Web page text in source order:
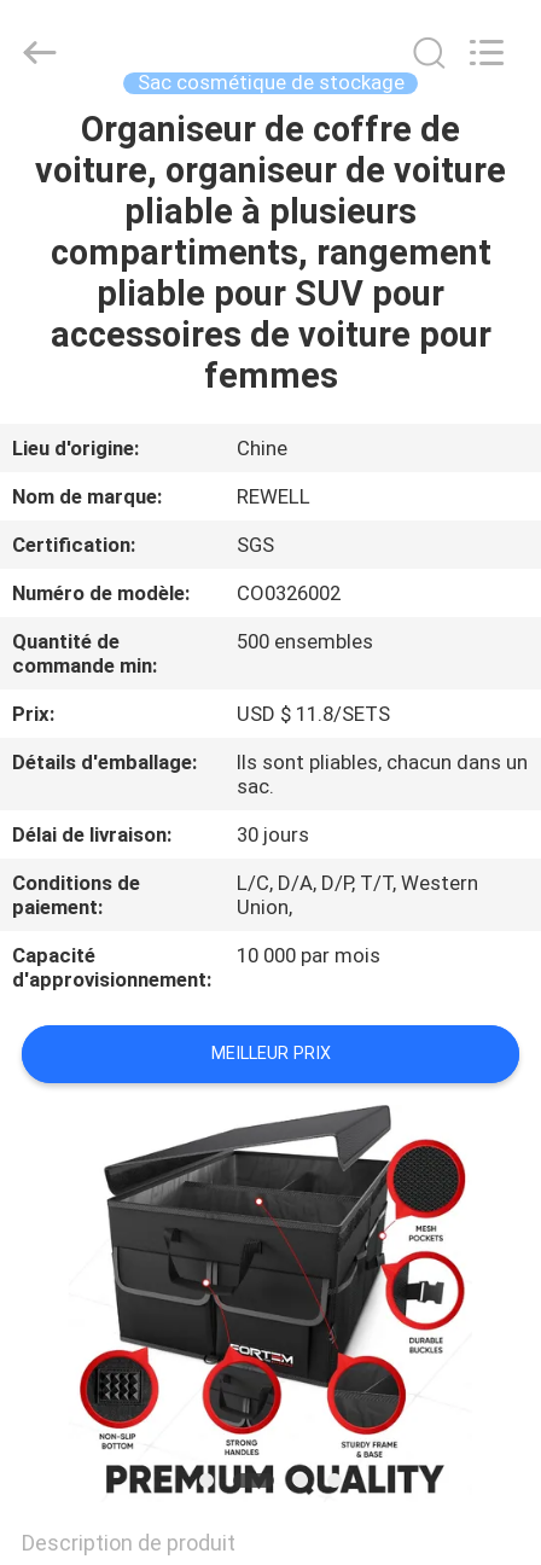
MAISON
PRODUITS
SUJET
VISITE
CONTRÔLE
DE
QUALITÉ
PLAN
SITE
PRIVACY
POLICY
Rights
Sac cosmétique de stockage
Organiseur de coffre de
voiture, organiseur de voiture
pliable à plusieurs
compartiments, rangement
pliable pour SUV pour
accessoires de voiture pour
femmes
Lieu d'origine:
Chine
Nom de marque:
REWELL
Certification:
SGS
Numéro de modèle:
CO0326002
Quantité de
commande min:
500 ensembles
Prix:
USD $ 11.8/SETS
Détails d'emballage:
Ils sont pliables, chacun dans un
sac.
Délai de livraison:
30 jours
Conditions de
paiement:
L/C, D/A, D/P, T/T, Western
Union,
Capacité
d'approvisionnement:
10 000 par mois
MEILLEUR PRIX
Description de produit